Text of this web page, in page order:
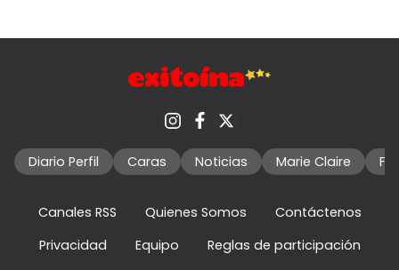
Diario Perfil Caras Noticias Marie Claire
Canales RSS Quienes Somos
Contáctenos
Privacidad
Equipo
Reglas de participación